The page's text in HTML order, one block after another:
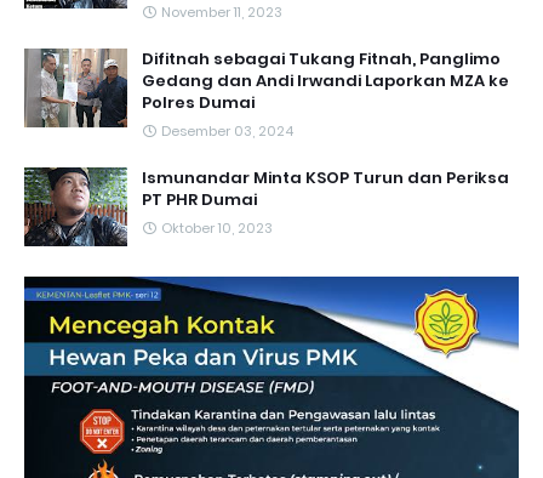
November 11, 2023
Difitnah sebagai Tukang Fitnah, Panglimo
Gedang dan Andi Irwandi Laporkan MZA ke
Polres Dumai
Desember 03, 2024
Ismunandar Minta KSOP Turun dan Periksa
PT PHR Dumai
Oktober 10, 2023